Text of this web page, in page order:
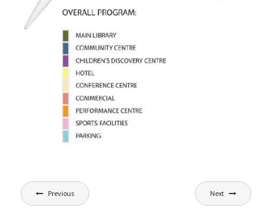
文
章
Previous Next